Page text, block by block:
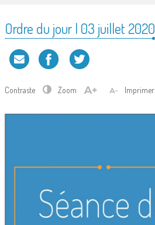
Ordre du jour | 03 juillet 2020
Contraste Zoom Imprimer